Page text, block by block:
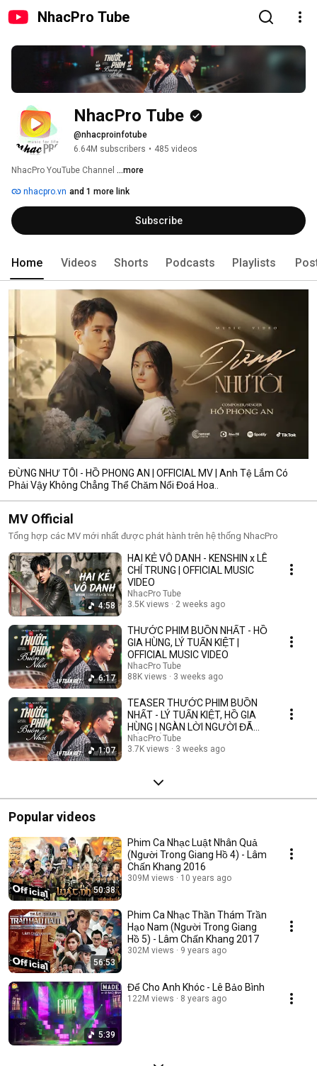
NhacPro Tube
NhacPro Tube
@nhacproinfotube
6.64M subscribers • 485 videos
NhacPro YouTube Channel ...more
nhacpro.vn and 1 more link
Subscribe
Home Videos Shorts Podcasts Playlists
ĐỪNG NHƯ TÔI - HỒ PHONG AN | OFFICIAL MV | Anh Tệ Lắm Có
Phải Vậy Không Chẳng Thể Chăm Nổi Đoá Hoa..
MV Official
Tổng hợp các MV mới nhất được phát hành trên hệ thống NhacPro
4:58
HAI KẺ VÔ DANH - KENSHIN x LÊ
CHÍ TRUNG | OFFICIAL MUSIC
VIDEO
NhacPro Tube
3.5K views
2 weeks ago
6:17
THƯỚC PHIM BUỒN NHẤT - HỒ
GIA HÙNG, LÝ TUẤN KIỆT |
OFFICIAL MUSIC VIDEO
NhacPro Tube
88K views
3 weeks ago
1:07
TEASER THƯỚC PHIM BUỒN
NHẤT - LÝ TUẤN KIỆT, HỒ GIA
HÙNG | NGÀN LỜI NGƯỜI ĐÃ
NÓI KHÔNG SAI ....
NhacPro Tube
3.7K views
3 weeks ago
Popular videos
50:38
Phim Ca Nhạc Luật Nhân Quả
(Người Trong Giang Hồ 4) - Lâm
Chấn Khang 2016
309M views 10 years ago
56:53
Phim Ca Nhạc Thần Thám Trần
Hạo Nam (Người Trong Giang
Hồ 5) - Lâm Chấn Khang 2017
302M views 9 years ago
5:39
Để Cho Anh Khóc - Lê Bảo Bình
122M views 8 years ago